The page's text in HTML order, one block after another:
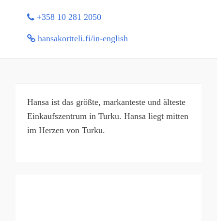
+358 10 281 2050
hansakortteli.fi/in-english
Hansa ist das größte, markanteste und älteste
Einkaufszentrum in Turku. Hansa liegt mitten
im Herzen von Turku.